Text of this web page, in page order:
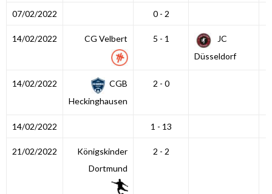
07/02/2022 0 - 2
14/02/2022 CG Velbert 5 - 1
JC
Düsseldorf
14/02/2022
CGB
Heckinghausen
2 - 0
14/02/2022 1 - 13
21/02/2022
Königskinder
Dortmund
2 - 2